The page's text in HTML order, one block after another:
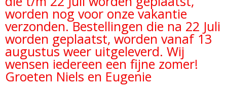
worden nog voor onze vakantie
verzonden. Bestellingen die na 22 Juli
worden geplaatst, worden vanaf 13
augustus weer uitgeleverd. Wij
wensen iedereen een fijne zomer!
Groeten Niels en Eugenie